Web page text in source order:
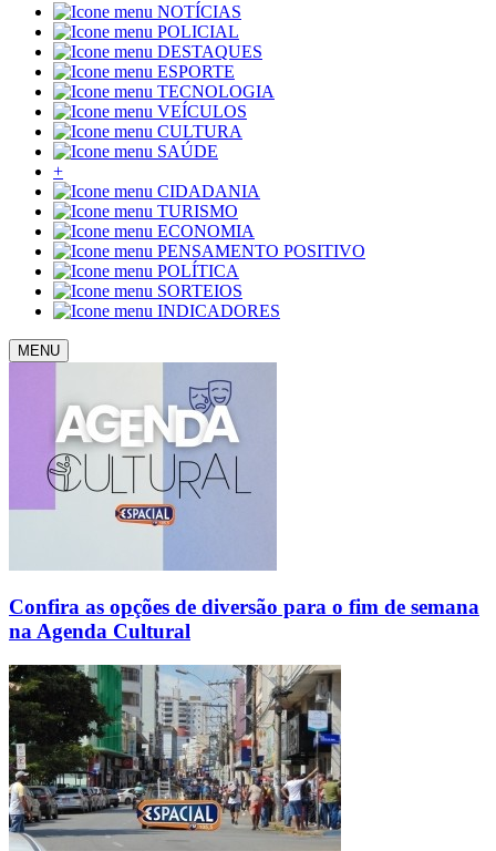
NOTÍCIAS
POLICIAL
DESTAQUES
ESPORTE
TECNOLOGIA
VEÍCULOS
CULTURA
SAÚDE
+
CIDADANIA
TURISMO
ECONOMIA
PENSAMENTO POSITIVO
POLÍTICA
SORTEIOS
INDICADORES
MENU
Confira as opções de diversão para o fim de semana
na Agenda Cultural